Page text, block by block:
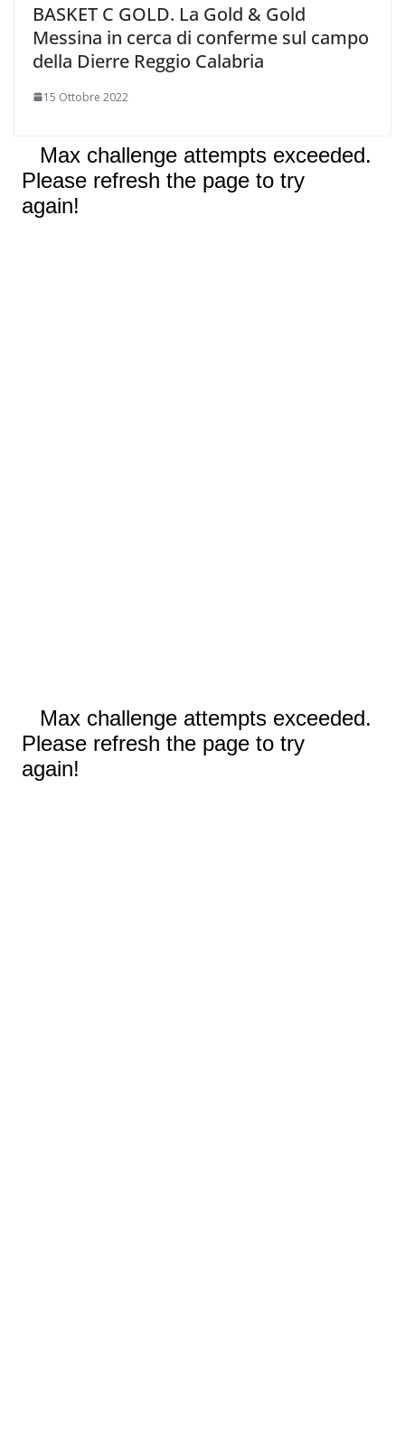
BASKET C GOLD. La Gold & Gold
Messina in cerca di conferme sul campo
della Dierre Reggio Calabria
15 Ottobre 2022